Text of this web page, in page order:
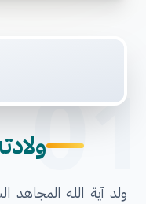
01
ولد آية الله المجاهد